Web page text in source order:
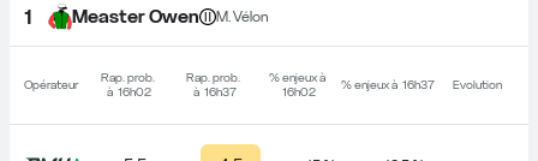
1 Measter Owen M. Vélon
Opérateur
Rap. prob.
à 16h02
Rap. prob.
à 16h37
% enjeux à
16h02
% enjeux à 16h37 Evolution